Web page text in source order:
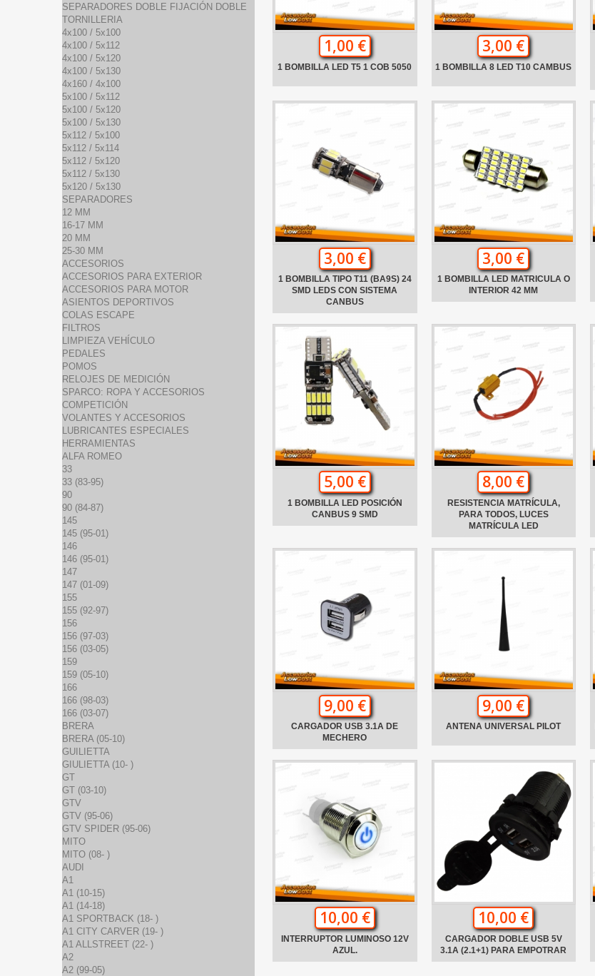
SEPARADORES DOBLE FIJACIÓN DOBLE
TORNILLERIA
4x100 / 5x100
4x100 / 5x112
4x100 / 5x120
4x100 / 5x130
4x160 / 4x100
5x100 / 5x112
5x100 / 5x120
5x100 / 5x130
5x112 / 5x100
5x112 / 5x114
5x112 / 5x120
5x112 / 5x130
5x120 / 5x130
SEPARADORES
12 MM
16-17 MM
20 MM
25-30 MM
ACCESORIOS
ACCESORIOS PARA EXTERIOR
ACCESORIOS PARA MOTOR
ASIENTOS DEPORTIVOS
COLAS ESCAPE
FILTROS
LIMPIEZA VEHÍCULO
PEDALES
POMOS
RELOJES DE MEDICIÓN
SPARCO: ROPA Y ACCESORIOS
COMPETICIÓN
VOLANTES Y ACCESORIOS
LUBRICANTES ESPECIALES
HERRAMIENTAS
ALFA ROMEO
33
33 (83-95)
90
90 (84-87)
145
145 (95-01)
146
146 (95-01)
147
147 (01-09)
155
155 (92-97)
156
156 (97-03)
156 (03-05)
159
159 (05-10)
166
166 (98-03)
166 (03-07)
BRERA
BRERA (05-10)
GUILIETTA
GIULIETTA (10- )
GT
GT (03-10)
GTV
GTV (95-06)
GTV SPIDER (95-06)
MITO
MITO (08- )
AUDI
A1
A1 (10-15)
A1 (14-18)
A1 SPORTBACK (18- )
A1 CITY CARVER (19- )
A1 ALLSTREET (22- )
A2
A2 (99-05)
1,00 €
1 BOMBILLA LED T5 1 COB 5050
3,00 €
1 BOMBILLA 8 LED T10 CAMBUS
3,00 €
1 BOMBILLA TIPO T11 (BA9S) 24
SMD LEDS CON SISTEMA
CANBUS
3,00 €
1 BOMBILLA LED MATRICULA O
INTERIOR 42 MM
5,00 €
1 BOMBILLA LED POSICIÓN
CANBUS 9 SMD
8,00 €
RESISTENCIA MATRÍCULA,
PARA TODOS, LUCES
MATRÍCULA LED
9,00 €
CARGADOR USB 3.1A DE
MECHERO
9,00 €
ANTENA UNIVERSAL PILOT
10,00 €
INTERRUPTOR LUMINOSO 12V
AZUL.
10,00 €
CARGADOR DOBLE USB 5V
3.1A (2.1+1) PARA EMPOTRAR